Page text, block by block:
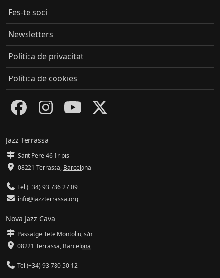
Fes-te soci
Newsletters
Política de privacitat
Política de cookies
Jazz Terrassa
Sant Pere 46 1r pis
08221 Terrassa, Barcelona
Tel (+34) 93 786 27 09
info@jazzterrassa.org
Nova Jazz Cava
Passatge Tete Montoliu, s/n
08221 Terrassa, Barcelona
Tel (+34) 93 780 50 12